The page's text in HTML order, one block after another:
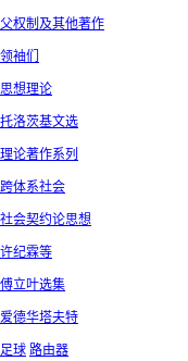
父权制及其他著作
领袖们
思想理论
托洛茨基文选
理论著作系列
跨体系社会
社会契约论思想
许纪霖等
傅立叶选集
爱德华塔夫特
足球 路由器